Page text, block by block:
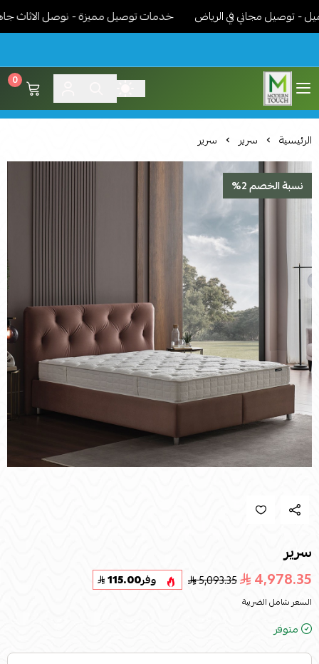
مجاني في الرياض خدمات توصيل مميزة - نوصل الاثاث جاهز
اثاث مودرن لمسة عصرية
0
الرئيسية سرير سرير
نسبة الخصم 2%
سرير
4,978.35
5,093.35 وفر115.00
السعر شامل الضريبة
متوفر